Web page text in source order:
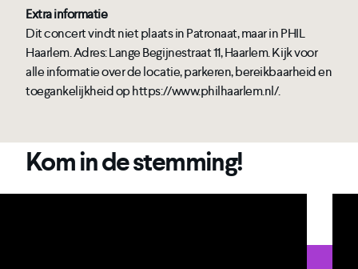
Extra informatie
Dit concert vindt niet plaats in Patronaat, maar in PHIL
Haarlem. Adres: Lange Begijnestraat 11, Haarlem. Kijk voor
alle informatie over de locatie, parkeren, bereikbaarheid en
toegankelijkheid op https://www.philhaarlem.nl/.
Kom in de stemming!